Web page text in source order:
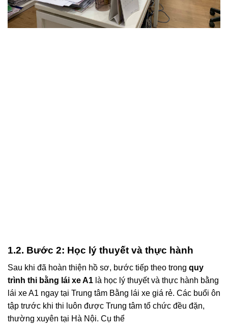
1.2. Bước 2: Học lý thuyết và thực hành
Sau khi đã hoàn thiện hồ sơ, bước tiếp theo trong quy
trình thi bằng lái xe A1 là học lý thuyết và thực hành bằng
lái xe A1 ngay tại Trung tâm Bằng lái xe giá rẻ. Các buổi ôn
tập trước khi thi luôn được Trung tâm tổ chức đều đặn,
thường xuyên tại Hà Nội. Cụ thể